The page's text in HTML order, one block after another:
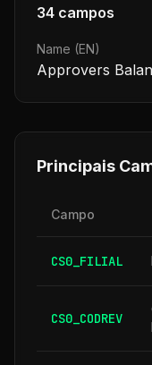
34 campos
Name (EN)
Approvers
Principais
Campo
CS0_FILIAL
CS0_CODREV